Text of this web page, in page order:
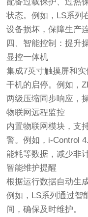
状态。例如，LS系列
设备损坏，保障生产
四、智能控制：提升
显控一体机
集成7英寸触摸屏和
干机的启停。例如，
两级压缩同步响应，
物联网远程监控
内置物联网模块，支
警。例如，i-Control
能耗等数据，减少非
智能维护提醒
根据运行数据自动生
例如，LS系列通过智
间，确保及时维护。